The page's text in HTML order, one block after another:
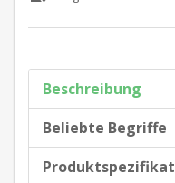
Beschreibung
Beliebte Begriffe